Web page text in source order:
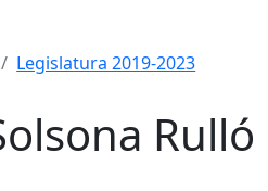
Legislatura 2019-2023
Rulló